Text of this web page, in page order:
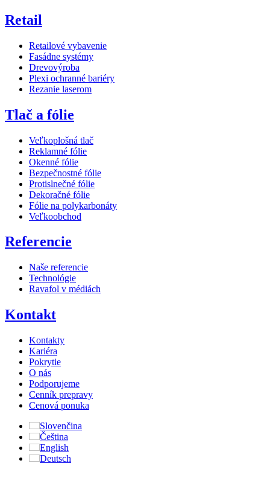
Retail
Retailové vybavenie
Fasádne systémy
Drevovýroba
Plexi ochranné bariéry
Rezanie laserom
Tlač a fólie
Veľkoplošná tlač
Reklamné fólie
Okenné fólie
Bezpečnostné fólie
Protislnečné fólie
Dekoračné fólie
Fólie na polykarbonáty
Veľkoobchod
Referencie
Naše referencie
Technológie
Ravafol v médiách
Kontakt
Kontakty
Kariéra
Pokrytie
O nás
Podporujeme
Cenník prepravy
Cenová ponuka
Slovenčina
Čeština
English
Deutsch